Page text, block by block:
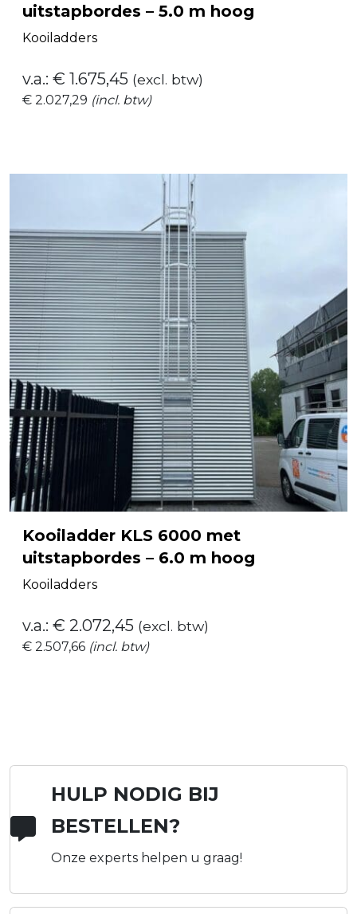
uitstapbordes – 5.0 m hoog
Kooiladders
v.a.: € 1.675,45 (excl. btw)
€ 2.027,29 (incl. btw)
Kooiladder KLS 6000 met
uitstapbordes – 6.0 m hoog
Kooiladders
v.a.: € 2.072,45 (excl. btw)
€ 2.507,66 (incl. btw)
HULP NODIG BIJ
BESTELLEN?
Onze experts helpen u graag!